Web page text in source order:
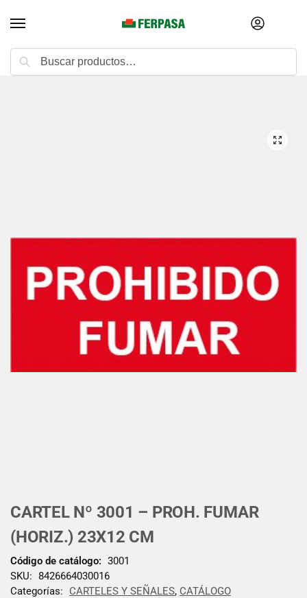
CARTEL Nº 3001 – PROH. FUMAR
(HORIZ.) 23X12 CM
Código de catálogo: 3001
SKU: 8426664030016
Categorías:
CARTELES Y SEÑALES, CATÁLOGO